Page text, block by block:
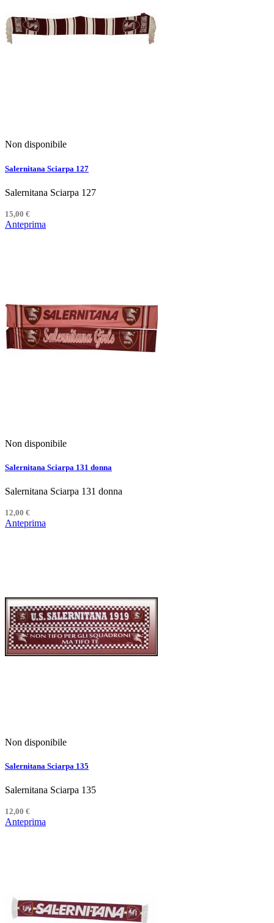
Non disponibile
Salernitana Sciarpa 127
Salernitana Sciarpa 127
15,00 €
Anteprima
Non disponibile
Salernitana Sciarpa 131 donna
Salernitana Sciarpa 131 donna
12,00 €
Anteprima
Non disponibile
Salernitana Sciarpa 135
Salernitana Sciarpa 135
12,00 €
Anteprima